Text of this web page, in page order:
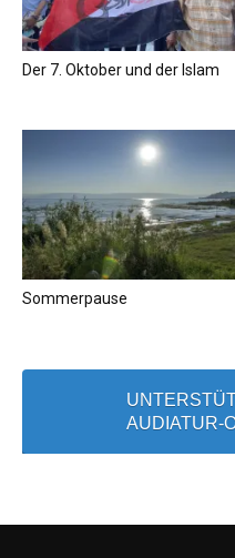
Der 7. Oktober und der Islam
Sommerpause
AUDIATUR-